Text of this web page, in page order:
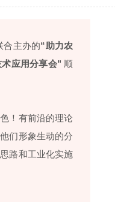
合主办的“助力农
应用分享会" 顺
！有前沿的理论
们形象生动的分
路和工业化实施